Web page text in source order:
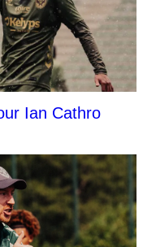
Ian Cathro